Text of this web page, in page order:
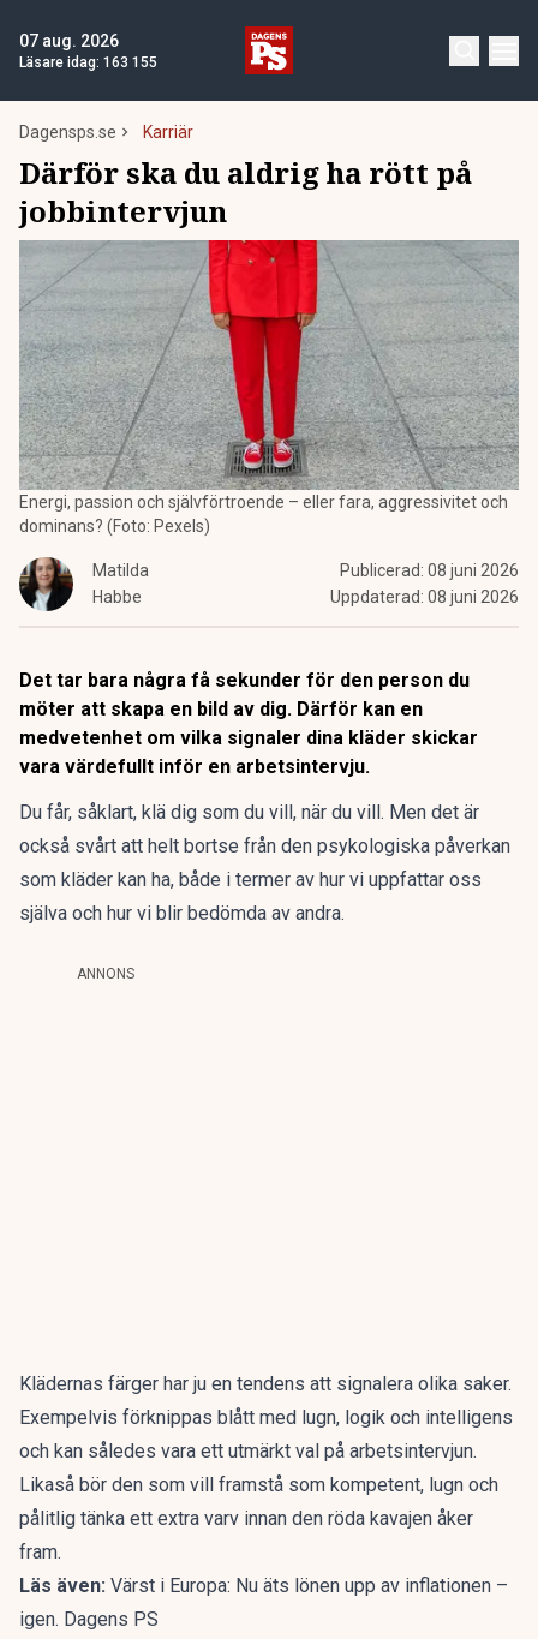
07 aug. 2026
Läsare idag: 163 155
Dagensps.se Karriär
Därför ska du aldrig ha rött på
jobbintervjun
Energi, passion och självförtroende – eller fara, aggressivitet och
dominans? (Foto: Pexels)
Matilda
Habbe
Publicerad: 08 juni 2026
Uppdaterad: 08 juni 2026
Det tar bara några få sekunder för den person du
möter att skapa en bild av dig. Därför kan en
medvetenhet om vilka signaler dina kläder skickar
vara värdefullt inför en arbetsintervju.
Du får, såklart, klä dig som du vill, när du vill. Men det är
också svårt att helt bortse från den psykologiska påverkan
som kläder kan ha, både i termer av hur vi uppfattar oss
själva och hur vi blir bedömda av andra.
ANNONS
Klädernas färger har ju en tendens att signalera olika saker.
Exempelvis förknippas blått med lugn, logik och intelligens
och kan således vara ett utmärkt val på arbetsintervjun.
Likaså bör den som vill framstå som kompetent, lugn och
pålitlig tänka ett extra varv innan den röda kavajen åker
fram.
Läs även: Värst i Europa: Nu äts lönen upp av inflationen –
igen. Dagens PS